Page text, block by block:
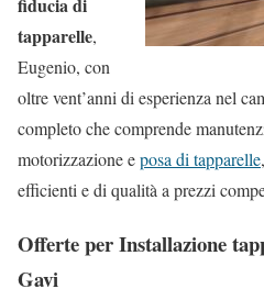
tapparelle,
Eugenio, con
oltre vent’anni di esperienza nel
completo che comprende
motorizzazione eposa di tapparelle
efficienti e di qualità a prezzi
Offerte per Installazione
Gavi